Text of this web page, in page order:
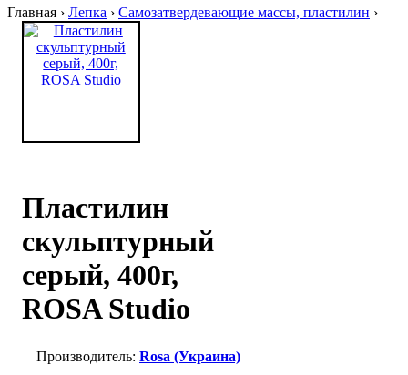
Главная › Лепка › Самозатвердевающие массы, пластилин ›
Пластилин
скульптурный
серый, 400г,
ROSA Studio
Rosa (Украина)